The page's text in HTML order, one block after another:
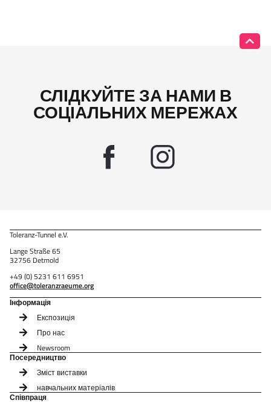
СЛІДКУЙТЕ ЗА НАМИ В
СОЦІАЛЬНИХ МЕРЕЖАХ
Toleranz-Tunnel e.V.
Lange Straße 65
32756 Detmold
+49 (0) 5231 611 6951
office@toleranzraeume.org
Інформація
Експозиція
Про нас
Newsroom
Посередництво
Зміст виставки
навчальних матеріалів
Співпраця